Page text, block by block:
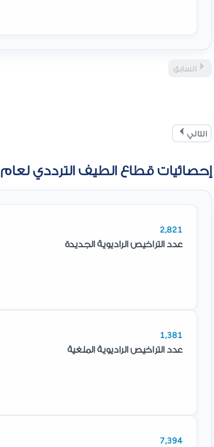
السابق
التالي
إحصائيات قطاع الطيف الترددي لعام 2023
2,821
عدد التراخيص الراديوية الجديدة
1,381
عدد التراخيص الراديوية الملغية
7,394